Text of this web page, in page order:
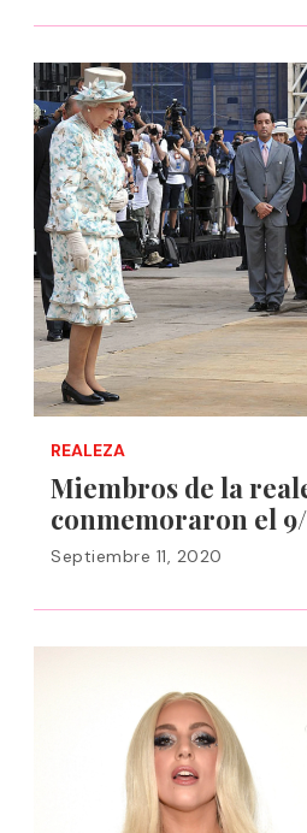
REALEZA
Miembros de la
conmemoraron el 9/
Septiembre 11, 2020